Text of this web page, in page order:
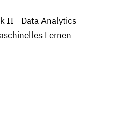
II - Data Analytics
Lernen